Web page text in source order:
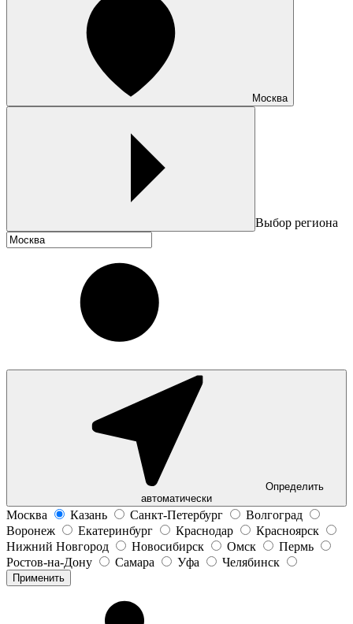
Москва
Выбор региона
Определить
автоматически
Москва Казань Санкт-Петербург
Волгоград
Воронеж
Екатеринбург Краснодар
Красноярск
Нижний Новгород
Новосибирск Омск
Пермь
Ростов-на-Дону
Самара Уфа Челябинск
Применить